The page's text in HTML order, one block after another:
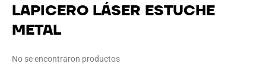
LAPICERO LÁSER ESTUCHE
METAL
No se encontraron productos